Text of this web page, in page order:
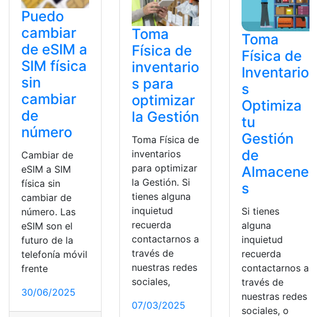
Puedo
cambiar
de eSIM a
SIM física
sin
cambiar
de
número
Cambiar de
eSIM a SIM
física sin
cambiar de
número. Las
eSIM son el
futuro de la
telefonía móvil
frente
30/06/2025
Toma
Física de
inventario
s para
optimizar
la Gestión
Toma Física de
inventarios
para optimizar
la Gestión. Si
tienes alguna
inquietud
recuerda
contactarnos a
través de
nuestras redes
sociales,
07/03/2025
Toma
Física de
Inventario
s
Optimiza
tu
Gestión
de
Almacene
s
Si tienes
alguna
inquietud
recuerda
contactarnos a
través de
nuestras redes
sociales, o